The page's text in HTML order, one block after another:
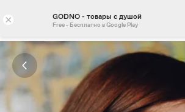
× GODNO - товары с душой
Free - Бесплатно в Google Play